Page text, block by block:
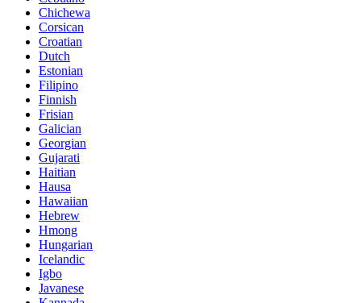
Chichewa
Corsican
Croatian
Dutch
Estonian
Filipino
Finnish
Frisian
Galician
Georgian
Gujarati
Haitian
Hausa
Hawaiian
Hebrew
Hmong
Hungarian
Icelandic
Igbo
Javanese